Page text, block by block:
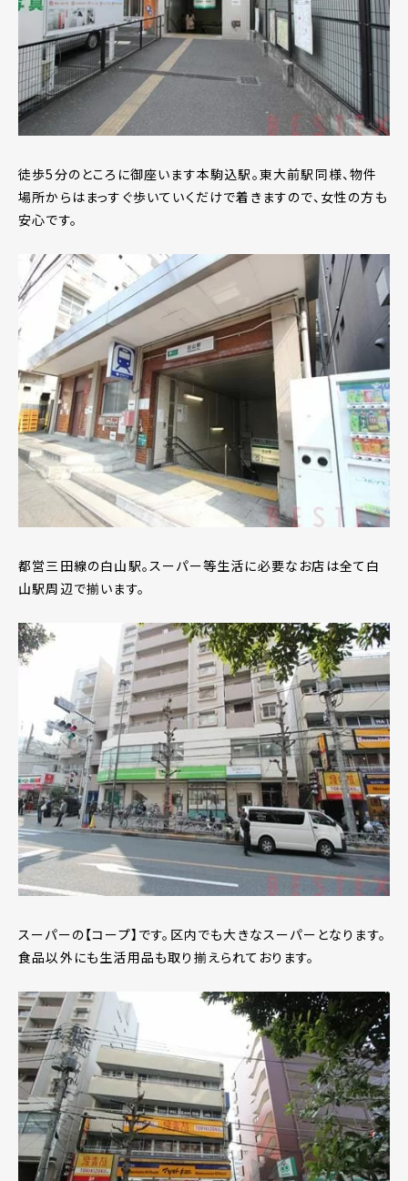
徒歩5分のところに御座います本駒込駅。東大前駅同様、物件
場所からはまっすぐ歩いていくだけで着きますので、女性の方も
安心です。
都営三田線の白山駅。スーパー等生活に必要なお店は全て白
山駅周辺で揃います。
スーパーの【コープ】です。区内でも大きなスーパーとなります。
食品以外にも生活用品も取り揃えられております。